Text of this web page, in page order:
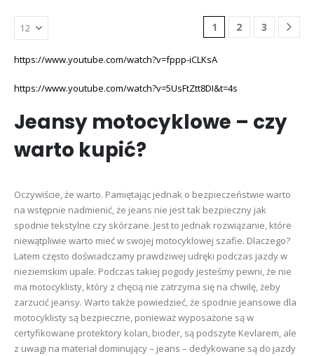
wybrać
stronie
Opcje
można
1 2 3
https://www.youtube.com/watch?v=fppp-iCLKsA
https://www.youtube.com/watch?v=5UsFtZtt8DI&t=4s
Jeansy motocyklowe – czy
warto kupić?
Oczywiście, że warto. Pamiętając jednak o bezpieczeństwie warto
na wstępnie nadmienić, że jeans nie jest tak bezpieczny jak
spodnie tekstylne czy skórzane. Jest to jednak rozwiązanie, które
niewątpliwie warto mieć w swojej motocyklowej szafie. Dlaczego?
Latem często doświadczamy prawdziwej udręki podczas jazdy w
nieziemskim upale. Podczas takiej pogody jesteśmy pewni, że nie
ma motocyklisty, który z chęcią nie zatrzyma się na chwilę, żeby
zarzucić jeansy. Warto także powiedzieć, że spodnie jeansowe dla
motocyklisty są bezpieczne, ponieważ wyposażone są w
certyfikowane protektory kolan, bioder, są podszyte Kevlarem, ale
z uwagi na materiał dominujący – jeans – dedykowane są do jazdy